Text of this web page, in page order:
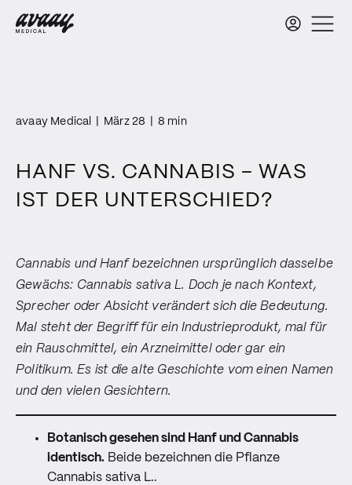
avaay Medical März 28 8 min
HANF VS. CANNABIS – WAS
IST DER UNTERSCHIED?
Cannabis und Hanf bezeichnen ursprünglich dasselbe
Gewächs: Cannabis sativa L. Doch je nach Kontext,
Sprecher oder Absicht verändert sich die Bedeutung.
Mal steht der Begriff für ein Industrieprodukt, mal für
ein Rauschmittel, ein Arzneimittel oder gar ein
Politikum. Es ist die alte Geschichte vom einen Namen
und den vielen Gesichtern.
Botanisch gesehen sind Hanf und Cannabis
identisch. Beide bezeichnen die Pflanze
Cannabis sativa L..